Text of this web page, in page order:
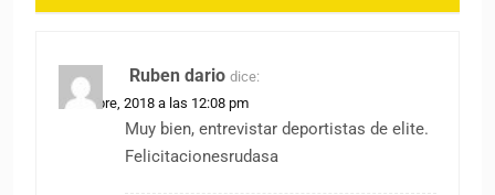
Ruben dario dice:
8 octubre, 2018 a las 12:08 pm
Muy bien, entrevistar deportistas de elite.
Felicitacionesrudasa